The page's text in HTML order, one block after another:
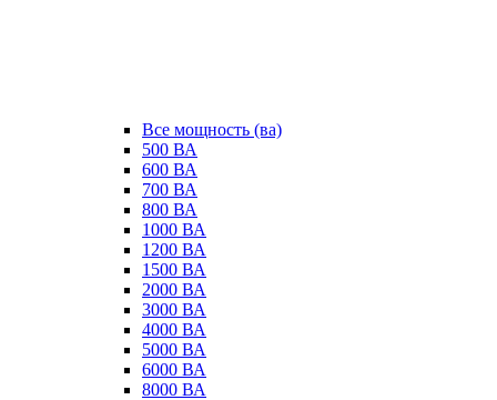
Все мощность (ва)
500 ВА
600 ВА
700 ВА
800 ВА
1000 ВА
1200 ВА
1500 ВА
2000 ВА
3000 ВА
4000 ВА
5000 ВА
6000 ВА
8000 ВА